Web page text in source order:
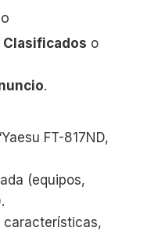
Clasificados o
.
FT-817ND,
(equipos,
características,